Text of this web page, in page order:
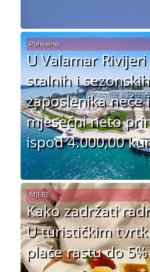
U Valamar
stalnih i sezonskih
zaposlenika neće
mjesečni neto
ispod 4.000,00
Pohvalno
Kako zadržati
U turističkim
plaće rastu do 5%
MJERE